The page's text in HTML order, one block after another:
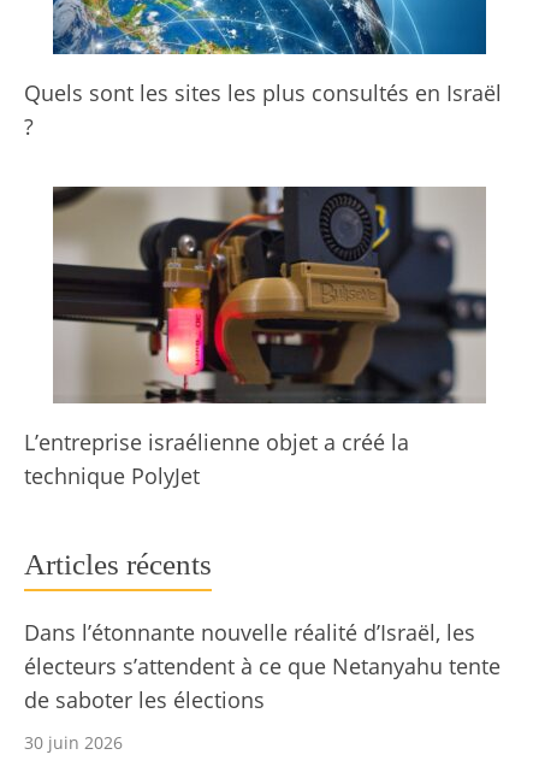
Quels sont les sites les plus consultés en Israël
?
L’entreprise israélienne objet a créé la
technique PolyJet
Articles récents
Dans l’étonnante nouvelle réalité d’Israël, les
électeurs s’attendent à ce que Netanyahu tente
de saboter les élections
30 juin 2026